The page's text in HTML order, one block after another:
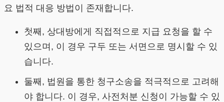
요 법적 대응 방법이 존재합니다.
첫째, 상대방에게 직접적으로 지급 요청을 할 수
있으며, 이 경우 구두 또는 서면으로 명시할 수 있
습니다.
둘째, 법원을 통한 청구소송을 적극적으로 고려해
야 합니다. 이 경우, 사전처분 신청이 가능할 수 있